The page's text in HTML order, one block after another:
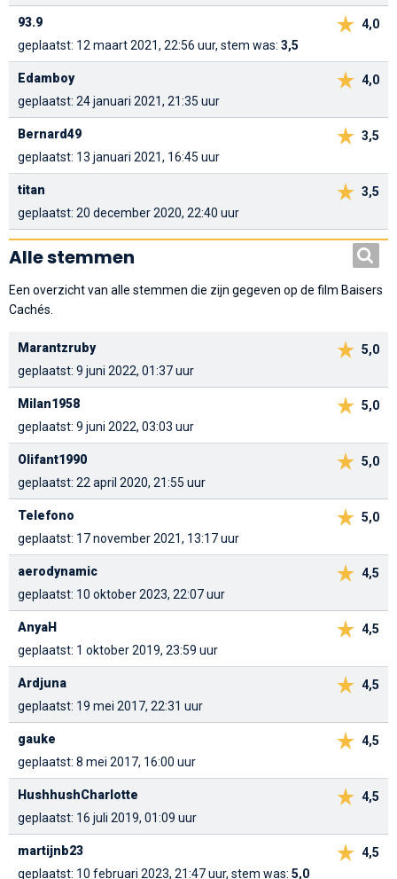
4,0
93.9
geplaatst: 12 maart 2021, 22:56 uur, stem was: 3,5
4,0
Edamboy
geplaatst: 24 januari 2021, 21:35 uur
3,5
Bernard49
geplaatst: 13 januari 2021, 16:45 uur
3,5
titan
geplaatst: 20 december 2020, 22:40 uur
Alle stemmen
Een overzicht van alle stemmen die zijn gegeven op de film Baisers
Cachés.
5,0
Marantzruby
geplaatst: 9 juni 2022, 01:37 uur
5,0
Milan1958
geplaatst: 9 juni 2022, 03:03 uur
5,0
Olifant1990
geplaatst: 22 april 2020, 21:55 uur
5,0
Telefono
geplaatst: 17 november 2021, 13:17 uur
4,5
aerodynamic
geplaatst: 10 oktober 2023, 22:07 uur
4,5
AnyaH
geplaatst: 1 oktober 2019, 23:59 uur
4,5
Ardjuna
geplaatst: 19 mei 2017, 22:31 uur
4,5
gauke
geplaatst: 8 mei 2017, 16:00 uur
4,5
HushhushCharlotte
geplaatst: 16 juli 2019, 01:09 uur
4,5
martijnb23
geplaatst: 10 februari 2023, 21:47 uur, stem was: 5,0